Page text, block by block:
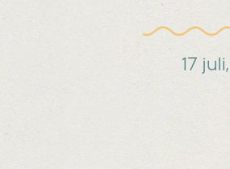
17